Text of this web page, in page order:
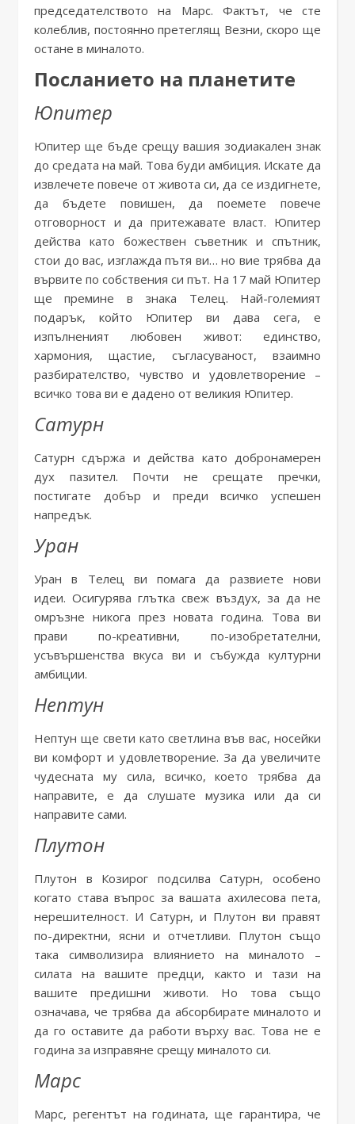
председателството на Марс. Фактът, че сте
колеблив, постоянно претеглящ Везни, скоро ще
остане в миналото.
Посланието на планетите
Юпитер
Юпитер ще бъде срещу вашия зодиакален знак
до средата на май. Това буди амбиция. Искате да
извлечете повече от живота си, да се издигнете,
да бъдете повишен, да поемете повече
отговорност и да притежавате власт. Юпитер
действа като божествен съветник и спътник,
стои до вас, изглажда пътя ви… но вие трябва да
вървите по собствения си път. На 17 май Юпитер
ще премине в знака Телец. Най-големият
подарък, който Юпитер ви дава сега, е
изпълненият любовен живот: единство,
хармония, щастие, съгласуваност, взаимно
разбирателство, чувство и удовлетворение –
всичко това ви е дадено от великия Юпитер.
Сатурн
Сатурн сдържа и действа като добронамерен
дух пазител. Почти не срещате пречки,
постигате добър и преди всичко успешен
напредък.
Уран
Уран в Телец ви помага да развиете нови
идеи. Осигурява глътка свеж въздух, за да не
омръзне никога през новата година. Това ви
прави по-креативни, по-изобретателни,
усъвършенства вкуса ви и събужда културни
амбиции.
Нептун
Нептун ще свети като светлина във вас, носейки
ви комфорт и удовлетворение. За да увеличите
чудесната му сила, всичко, което трябва да
направите, е да слушате музика или да си
направите сами.
Плутон
Плутон в Козирог подсилва Сатурн, особено
когато става въпрос за вашата ахилесова пета,
нерешителност. И Сатурн, и Плутон ви правят
по-директни, ясни и отчетливи. Плутон също
така символизира влиянието на миналото –
силата на вашите предци, както и тази на
вашите предишни животи. Но това също
означава, че трябва да абсорбирате миналото и
да го оставите да работи върху вас. Това не е
година за изправяне срещу миналото си.
Марс
Марс, регентът на годината, ще гарантира, че